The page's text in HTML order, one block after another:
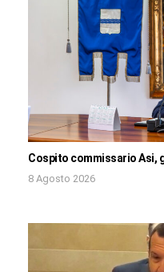
Cospito commissario Asi,
8 Agosto 2026